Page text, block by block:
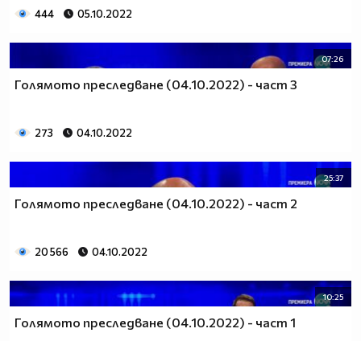
444 05.10.2022
07:26
Голямото преследване (04.10.2022) - част 3
273 04.10.2022
25:37
Голямото преследване (04.10.2022) - част 2
20 566 04.10.2022
10:25
Голямото преследване (04.10.2022) - част 1